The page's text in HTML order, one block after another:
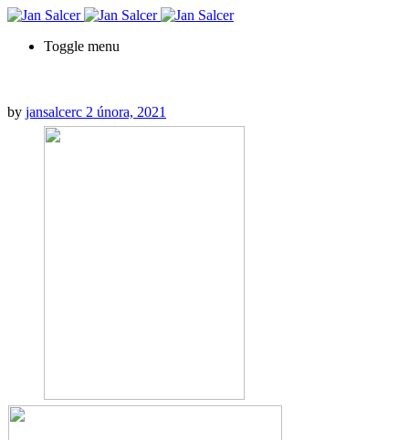
Toggle menu
by jansalcerc 2 února, 2021